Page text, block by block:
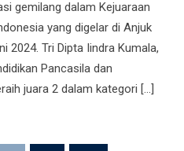
gemilang dalam Kejuaraan
yang digelar di Anjuk
2024. Tri Dipta Iindra Kumala,
Pancasila dan
juara 2 dalam kategori […]